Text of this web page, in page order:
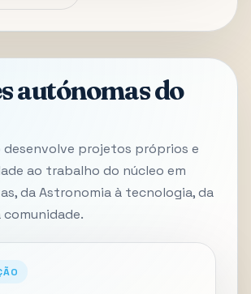
autónomas do
desenvolve projetos próprios e
ao trabalho do núcleo em
da Astronomia à tecnologia, da